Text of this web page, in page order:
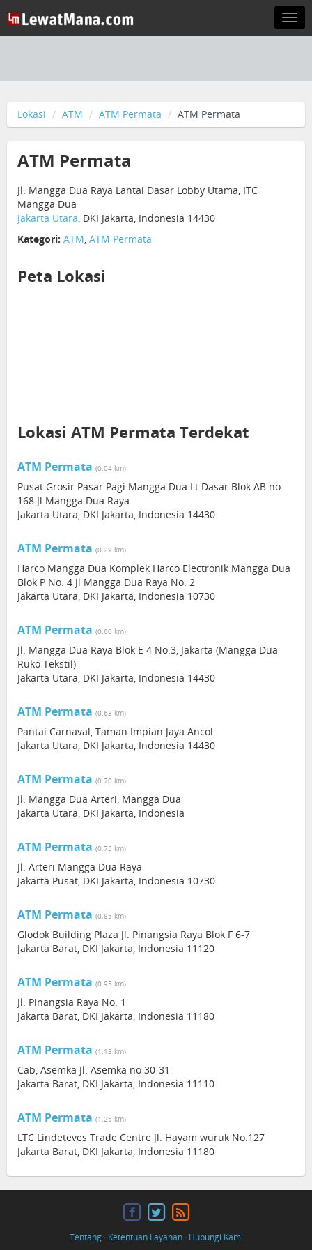
Lokasi ATM ATM Permata ATM Permata
ATM Permata
Jl. Mangga Dua Raya Lantai Dasar Lobby Utama, ITC
Mangga Dua
Jakarta Utara, DKI Jakarta, Indonesia 14430
Kategori: ATM, ATM Permata
Peta Lokasi
Lokasi ATM Permata Terdekat
ATM Permata (0.04 km)
Pusat Grosir Pasar Pagi Mangga Dua Lt Dasar Blok AB no.
168 Jl Mangga Dua Raya
Jakarta Utara, DKI Jakarta, Indonesia 14430
ATM Permata (0.29 km)
Harco Mangga Dua Komplek Harco Electronik Mangga Dua
Blok P No. 4 Jl Mangga Dua Raya No. 2
Jakarta Utara, DKI Jakarta, Indonesia 10730
ATM Permata (0.60 km)
Jl. Mangga Dua Raya Blok E 4 No.3, Jakarta (Mangga Dua
Ruko Tekstil)
Jakarta Utara, DKI Jakarta, Indonesia 14430
ATM Permata (0.63 km)
Pantai Carnaval, Taman Impian Jaya Ancol
Jakarta Utara, DKI Jakarta, Indonesia 14430
ATM Permata (0.70 km)
Jl. Mangga Dua Arteri, Mangga Dua
Jakarta Utara, DKI Jakarta, Indonesia
ATM Permata (0.75 km)
Jl. Arteri Mangga Dua Raya
Jakarta Pusat, DKI Jakarta, Indonesia 10730
ATM Permata (0.85 km)
Glodok Building Plaza Jl. Pinangsia Raya Blok F 6-7
Jakarta Barat, DKI Jakarta, Indonesia 11120
ATM Permata (0.95 km)
Jl. Pinangsia Raya No. 1
Jakarta Barat, DKI Jakarta, Indonesia 11180
ATM Permata (1.13 km)
Cab, Asemka Jl. Asemka no 30-31
Jakarta Barat, DKI Jakarta, Indonesia 11110
ATM Permata (1.25 km)
LTC Lindeteves Trade Centre Jl. Hayam wuruk No.127
Jakarta Barat, DKI Jakarta, Indonesia 11180
Tentang· Ketentuan Layanan· Hubungi Kami